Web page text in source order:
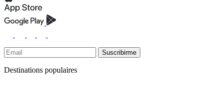
Suscribirme
Destinations populaires